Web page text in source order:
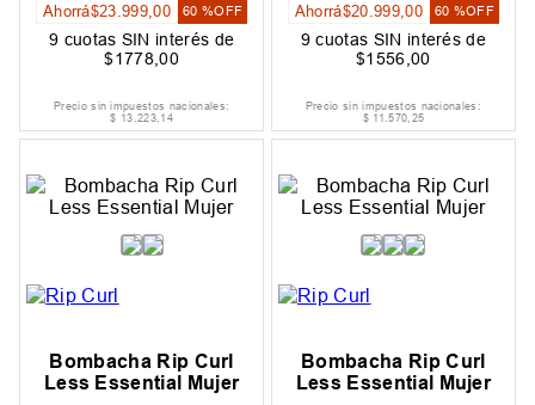
Ahorrá$23 .999 ,00 60 %OFF
9 cuotas SIN interés de
$1778,00
Precio sin impuestos nacionales:
$ 13.223,14
Ahorrá$20 999,00 60 %OFF
9 cuotas SIN interés de
$1556 ,00
Precio sin impuestos nacionales:
$ 11.570,25
Bombacha Rip Curl
Less Essential Mujer
Bombacha Rip Curl
Less Essential Mujer